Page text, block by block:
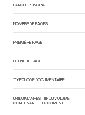
LANGUE PRINCIPALE
NOMBRE DE PAGES
PREMIÈRE PAGE
DERNIÈRE PAGE
TYPOLOGIE DOCUMENTAIRE
URI DU MANIFEST IIIF DU VOLUME
CONTENANT LE DOCUMENT